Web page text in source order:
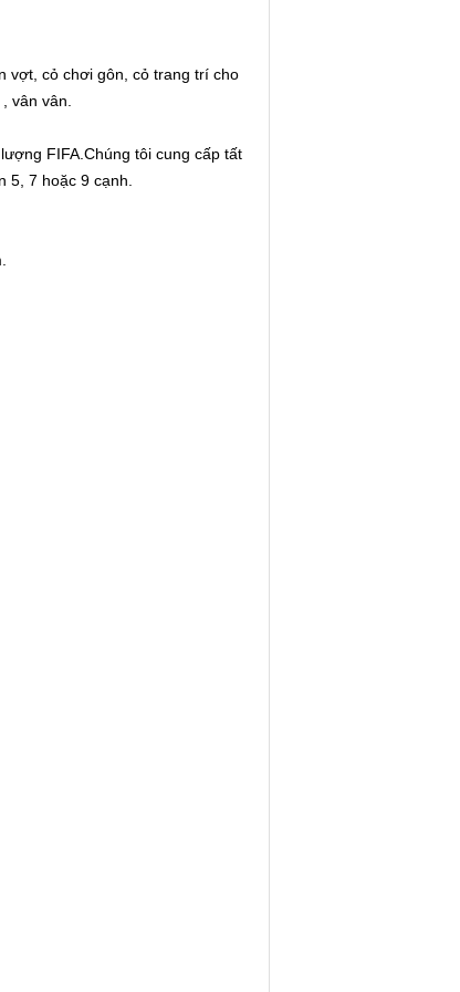
vợt, cỏ chơi gôn, cỏ trang trí cho
vân vân.
FIFA.Chúng tôi cung cấp tất
7 hoặc 9 cạnh.